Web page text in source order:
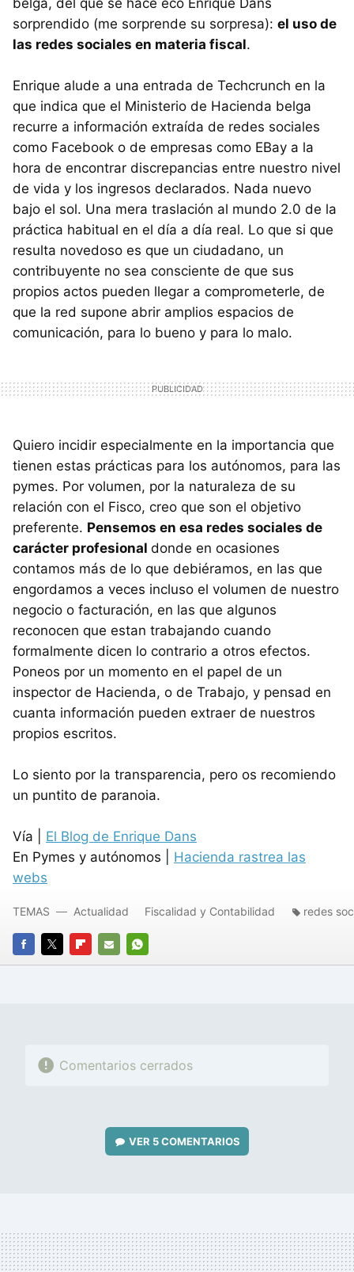
belga, del que se hace eco Enrique Dans
sorprendido (me sorprende su sorpresa): el uso de
las redes sociales en materia fiscal.
Enrique alude a una entrada de Techcrunch en la
que indica que el Ministerio de Hacienda belga
recurre a información extraída de redes sociales
como Facebook o de empresas como EBay a la
hora de encontrar discrepancias entre nuestro nivel
de vida y los ingresos declarados. Nada nuevo
bajo el sol. Una mera traslación al mundo 2.0 de la
práctica habitual en el día a día real. Lo que si que
resulta novedoso es que un ciudadano, un
contribuyente no sea consciente de que sus
propios actos pueden llegar a comprometerle, de
que la red supone abrir amplios espacios de
comunicación, para lo bueno y para lo malo.
Quiero incidir especialmente en la importancia que
tienen estas prácticas para los autónomos, para las
pymes. Por volumen, por la naturaleza de su
relación con el Fisco, creo que son el objetivo
preferente. Pensemos en esa redes sociales de
carácter profesional donde en ocasiones
contamos más de lo que debiéramos, en las que
engordamos a veces incluso el volumen de nuestro
negocio o facturación, en las que algunos
reconocen que estan trabajando cuando
formalmente dicen lo contrario a otros efectos.
Poneos por un momento en el papel de un
inspector de Hacienda, o de Trabajo, y pensad en
cuanta información pueden extraer de nuestros
propios escritos.
Lo siento por la transparencia, pero os recomiendo
un puntito de paranoia.
Vía | El Blog de Enrique Dans
En Pymes y autónomos | Hacienda rastrea las
webs
FACEBOOK
TWITTERFLIPBOARD
E-
WHATSAPP
TEMAS Actualidad Fiscalidad y Contabilidad redes
Comentarios cerrados
VER 5 COMENTARIOS